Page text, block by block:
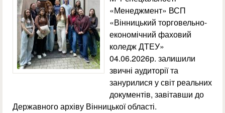
«Менеджмент» ВСП
«Вінницький торговельно-
економічний фаховий
коледж ДТЕУ»
04.06.2026р. залишили
звичні аудиторії та
занурилися у світ реальних
документів, завітавши до
Державного архіву Вінницької області.